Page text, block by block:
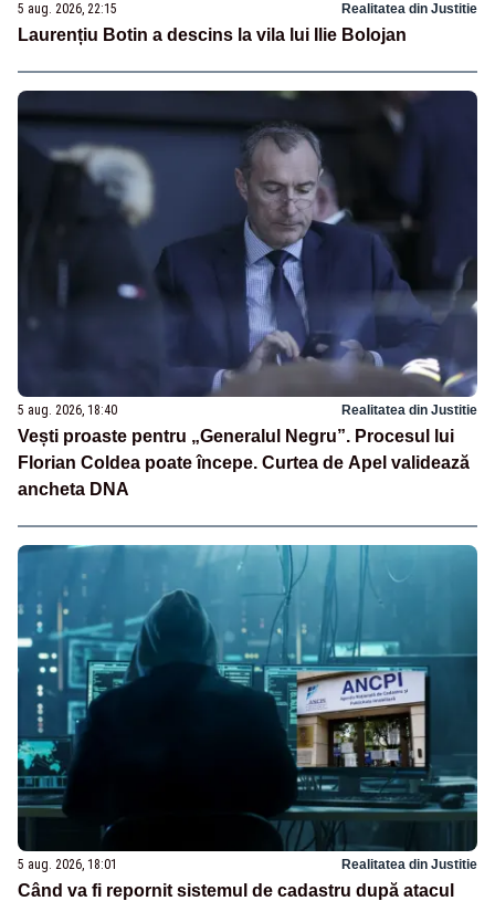
5 aug. 2026, 22:15 Realitatea din Justitie
Laurențiu Botin a descins la vila lui Ilie Bolojan
5 aug. 2026, 18:40 Realitatea din Justitie
Vești proaste pentru „Generalul Negru”. Procesul lui
Florian Coldea poate începe. Curtea de Apel validează
ancheta DNA
5 aug. 2026, 18:01 Realitatea din Justitie
Când va fi repornit sistemul de cadastru după atacul